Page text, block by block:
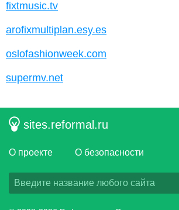
fixtmusic.tv
arofixmultiplan.esy.es
oslofashionweek.com
supermv.net
sites.reformal.ru
О проекте О безопасности